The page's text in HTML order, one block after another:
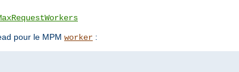
pour le MPM worker :